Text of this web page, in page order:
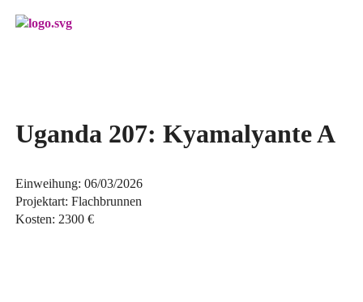
Uganda 207: Kyamalyante A
Einweihung: 06/03/2026
Projektart: Flachbrunnen
Kosten: 2300 €